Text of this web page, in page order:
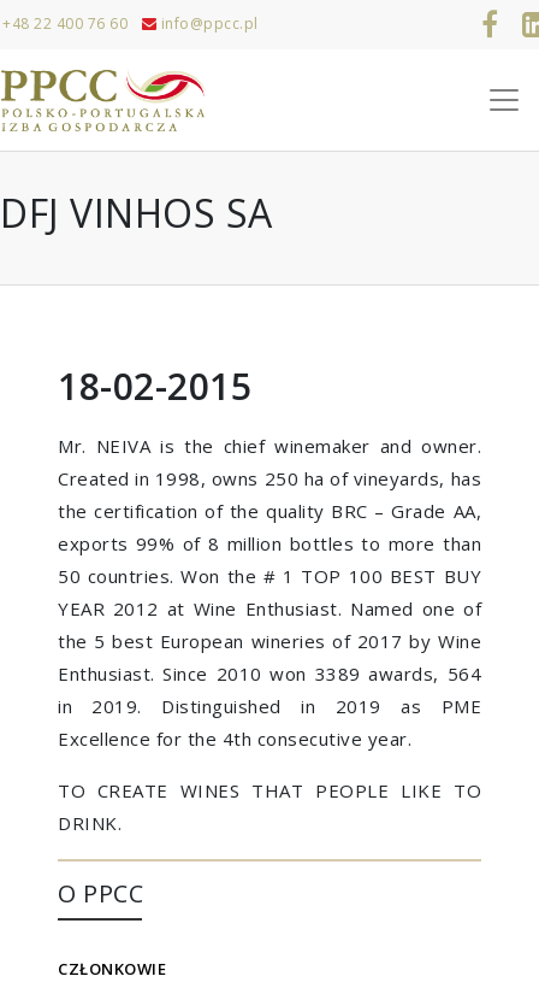
22 400 76 60 info@ppcc.pl
DFJ VINHOS SA
18-02-2015
Mr. NEIVA is the chief winemaker and owner.
Created in 1998, owns 250 ha of vineyards, has
the certification of the quality BRC – Grade AA,
exports 99% of 8 million bottles to more than
50 countries. Won the # 1 TOP 100 BEST BUY
YEAR 2012 at Wine Enthusiast. Named one of
the 5 best European wineries of 2017 by Wine
Enthusiast. Since 2010 won 3389 awards, 564
in 2019. Distinguished in 2019 as PME
Excellence for the 4th consecutive year.
TO CREATE WINES THAT PEOPLE LIKE TO
DRINK.
O PPCC
CZŁONKOWIE